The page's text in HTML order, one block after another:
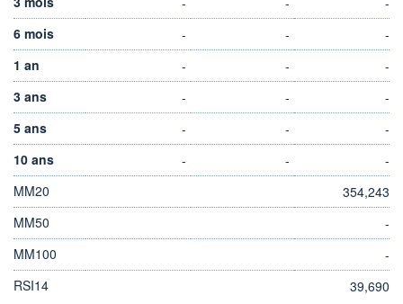
6 mois
- -
-
1 an
- -
-
3 ans
- -
-
5 ans
- -
-
10 ans
- -
-
MM20
354,243
MM50
-
MM100
-
RSI14
39,690